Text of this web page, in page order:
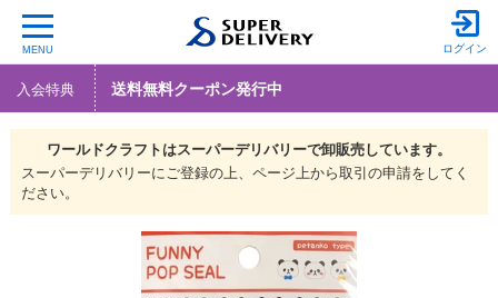
MENU ログイン
入会特典 送料無料クーポン発行中
ワールドクラフトはスーパーデリバリーで卸販売しています。
スーパーデリバリーにご登録の上、ページ上から取引の申請をしてく
ださい。